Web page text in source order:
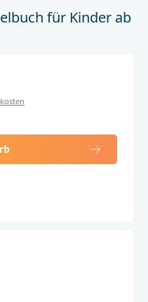
für Kinder ab